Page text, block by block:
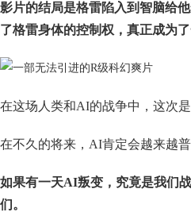
影片的结局是格雷陷入到智脑给
了格雷身体的控制权，真正成为了
在这场人类和AI的战争中，这次是
在不久的将来，AI肯定会越来越普
如果有一天AI叛变，究竟是我们
们。